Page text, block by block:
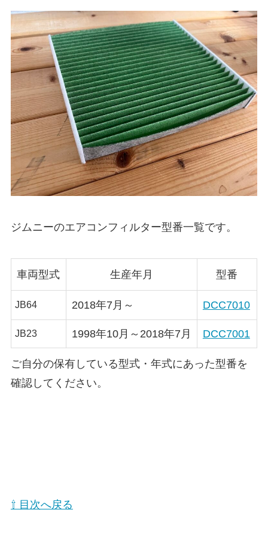
ジムニーのエアコンフィルター型番一覧です。
車両型式 生産年月 型番
JB64 2018年7月～ DCC7010
JB23 1998年10月～2018年7月 DCC7001
ご自分の保有している型式・年式にあった型番を
確認してください。
⇧ 目次へ戻る